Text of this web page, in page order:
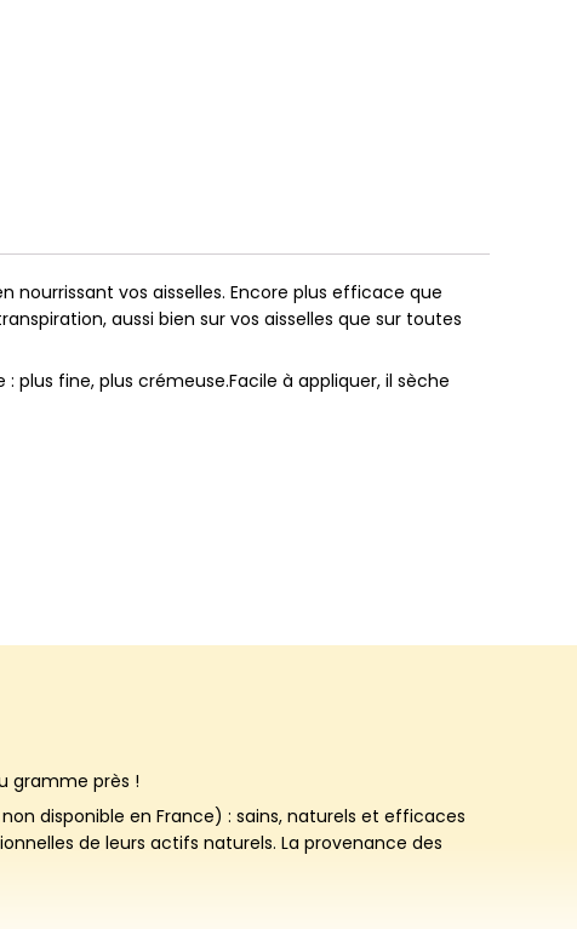
vos aisselles. Encore plus efficace que
aussi bien sur vos aisselles que sur toutes
fine, plus crémeuse.Facile à appliquer, il sèche
gramme près !
disponible en France) : sains, naturels et efficaces
de leurs actifs naturels. La provenance des